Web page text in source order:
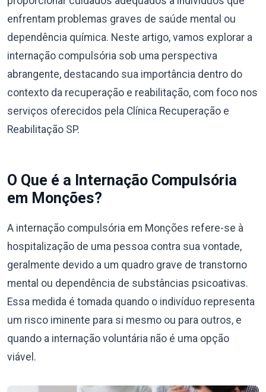
enfrentam problemas graves de saúde mental ou
dependência química. Neste artigo, vamos explorar a
internação compulsória sob uma perspectiva
abrangente, destacando sua importância dentro do
contexto da recuperação e reabilitação, com foco nos
serviços oferecidos pela Clínica Recuperação e
Reabilitação SP.
O Que é a Internação Compulsória
em Monções?
A internação compulsória em Monções refere-se à
hospitalização de uma pessoa contra sua vontade,
geralmente devido a um quadro grave de transtorno
mental ou dependência de substâncias psicoativas.
Essa medida é tomada quando o indivíduo representa
um risco iminente para si mesmo ou para outros, e
quando a internação voluntária não é uma opção
viável.